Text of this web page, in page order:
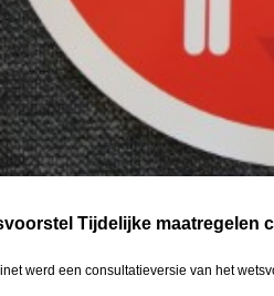
Tijdelijke maatregelen
werd een consultatieversie van het